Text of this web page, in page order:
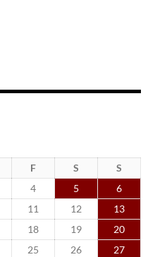
F S
S
4 5
6
11 12
13
18 19
20
25 26
27